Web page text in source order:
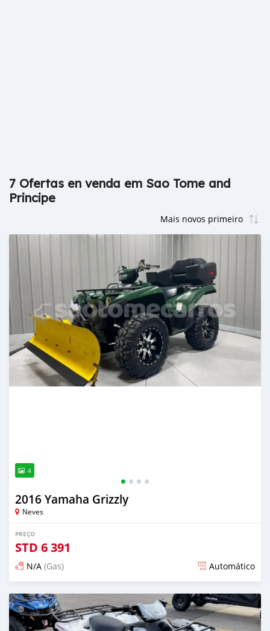
7 Ofertas en venda em Sao Tome and
Principe
4
2016 Yamaha Grizzly
Neves
PREÇO
STD 6 391
N/A (Gas) Automático
Publicado 3 dias atrás